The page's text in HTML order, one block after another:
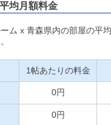
均月額料金
ム x 青森県内の部屋の平
1帖あたりの料金
0円
0円